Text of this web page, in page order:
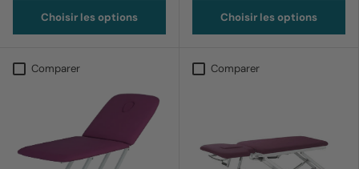
Choisir les options Choisir les options
Comparer Comparer